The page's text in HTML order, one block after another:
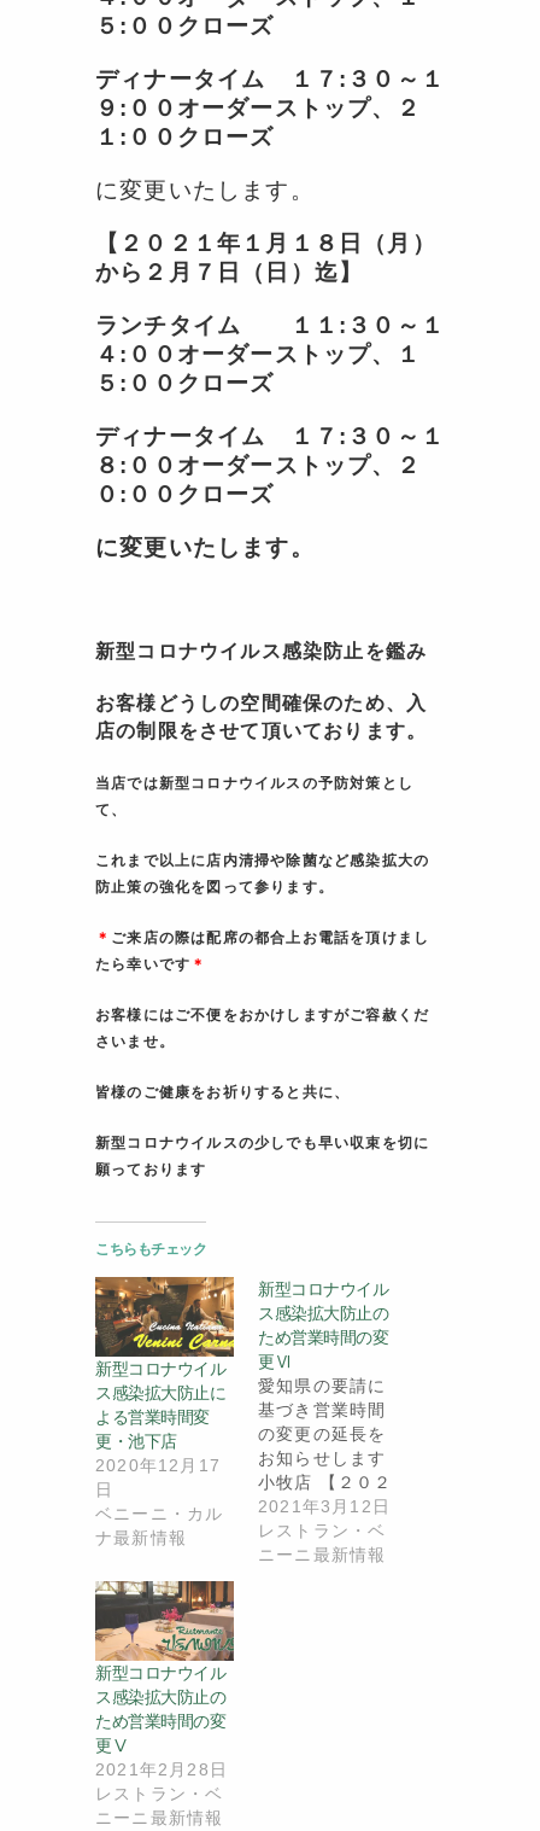
５:００クローズ
ディナータイム １７:３０～１
９:００オーダーストップ、２
１:００クローズ
に変更いたします。
【２０２１年１月１８日（月）
から２月７日（日）迄】
ランチタイム １１:３０～１
４:００オーダーストップ、１
５:００クローズ
ディナータイム １７:３０～１
８:００オーダーストップ、２
０:００クローズ
に変更いたします。
新型コロナウイルス感染防止を鑑み
お客様どうしの空間確保のため、
入
店の制限をさせて頂いております。
当店では新型コロナウイルスの予防対策とし
て、
これまで以上に店内清掃や除菌など感染拡大の
防止策の強化を図って参ります。
＊ ご来店の際は配席の都合上お電話を頂けまし
たら幸いです ＊
お客様にはご不便をおかけしますがご容赦くだ
さいませ。
皆様のご健康をお祈りすると共に、
新型コロナウイルスの少しでも早い収束を切に
願っております
こちらもチェック
新型コロナウイル
ス感染拡大防止に
よる営業時間変
更・池下店
2020年12月17
日
ベニーニ・カル
ナ最新情報
新型コロナウイル
ス感染拡大防止の
ため営業時間の変
更Ⅵ
愛知県の要請に
基づき営業時間
の変更の延長を
お知らせします
小牧店 【２０２
１年３月１日
（月）から３
月…
2021年3月12日
レストラン・ベ
ニーニ最新情報
新型コロナウイル
ス感染拡大防止の
ため営業時間の変
更Ⅴ
2021年2月28日
レストラン・ベ
ニーニ最新情報